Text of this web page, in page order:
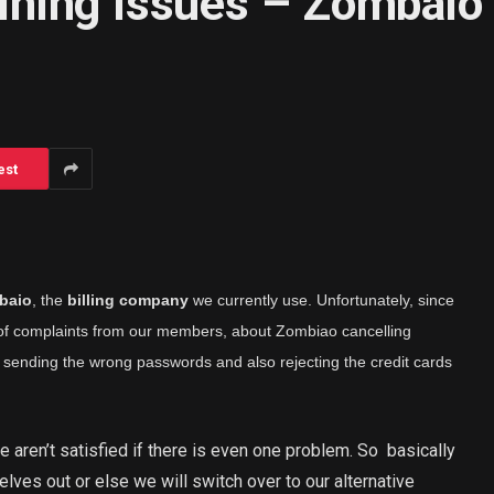
, the billing company we currently use. Unfortunately, since
complaints from our members, about Zombiao cancelling
the wrong passwords and also rejecting the credit cards
aren’t satisfied if there is even one problem. So basically
out or else we will switch over to our alternative